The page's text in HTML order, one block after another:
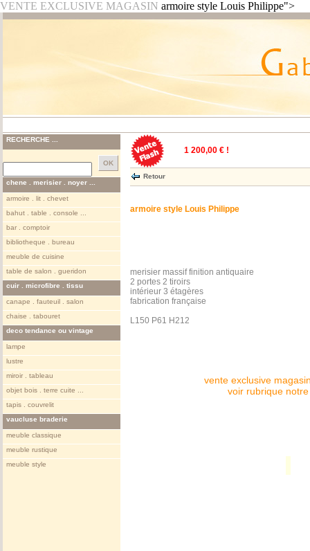
VENTE EXCLUSIVE MAGASIN armoire style Louis Philippe">
RECHERCHE ...
chene . merisier . noyer ...
armoire . lit . chevet
bahut . table . console ...
bar . comptoir
bibliotheque . bureau
meuble de cuisine
table de salon . gueridon
cuir . microfibre . tissu
canape . fauteuil . salon
chaise . tabouret
deco tendance ou vintage
lampe
lustre
miroir . tableau
objet bois . terre cuite ...
tapis . couvrelit
vaucluse braderie
meuble classique
meuble rustique
meuble style
1 200,00 € !
Retour
armoire style Louis Philippe
merisier massif finition antiquaire
2 portes 2 tiroirs
intérieur 3 étagères
fabrication française
L150 P61 H212
vente exclusive
voir rubrique